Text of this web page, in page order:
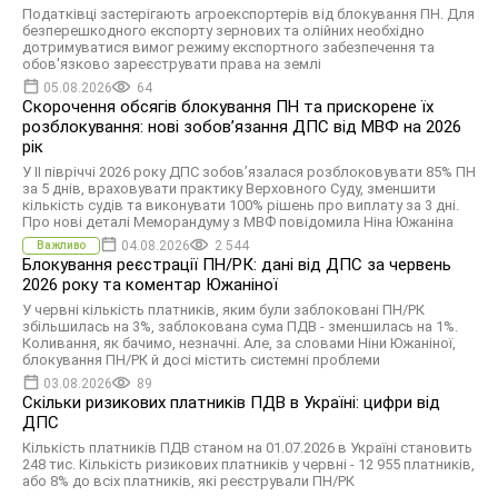
Податківці застерігають агроекспортерів від блокування ПН. Для
безперешкодного експорту зернових та олійних необхідно
дотримуватися вимог режиму експортного забезпечення та
обов'язково зареєструвати права на землі
05.08.2026 64
Скорочення обсягів блокування ПН та прискорене їх
розблокування: нові зобов’язання ДПС від МВФ на 2026
рік
У II півріччі 2026 року ДПС зобов’язалася розблоковувати 85% ПН
за 5 днів, враховувати практику Верховного Суду, зменшити
кількість судів та виконувати 100% рішень про виплату за 3 дні.
Про нові деталі Меморандуму з МВФ повідомила Ніна Южаніна
Важливо 04.08.2026 2 544
Блокування реєстрації ПН/РК: дані від ДПС за червень
2026 року та коментар Южаніної
У червні кількість платників, яким були заблоковані ПН/РК
збільшилась на 3%, заблокована сума ПДВ - зменшилась на 1%.
Коливання, як бачимо, незначні. Але, за словами Ніни Южаніної,
блокування ПН/РК й досі містить системні проблеми
03.08.2026 89
Скільки ризикових платників ПДВ в Україні: цифри від
ДПС
Кількість платників ПДВ станом на 01.07.2026 в Україні становить
248 тис. Кількість ризикових платників у червні - 12 955 платників,
або 8% до всіх платників, які реєстрували ПН/РК